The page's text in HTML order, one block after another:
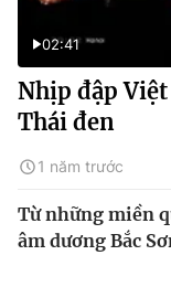
02:41
Nhịp đập
Thái đen
1 năm trước
Từ những miền
âm dương Bắc